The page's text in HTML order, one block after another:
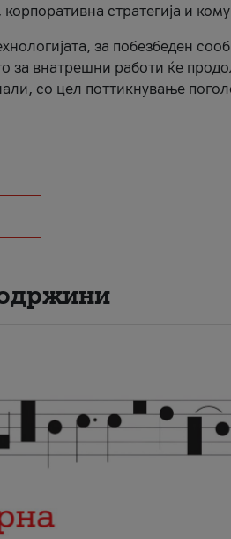
стратегија и
за побезбеден
за внатрешни работи ќе
со цел поттикнување